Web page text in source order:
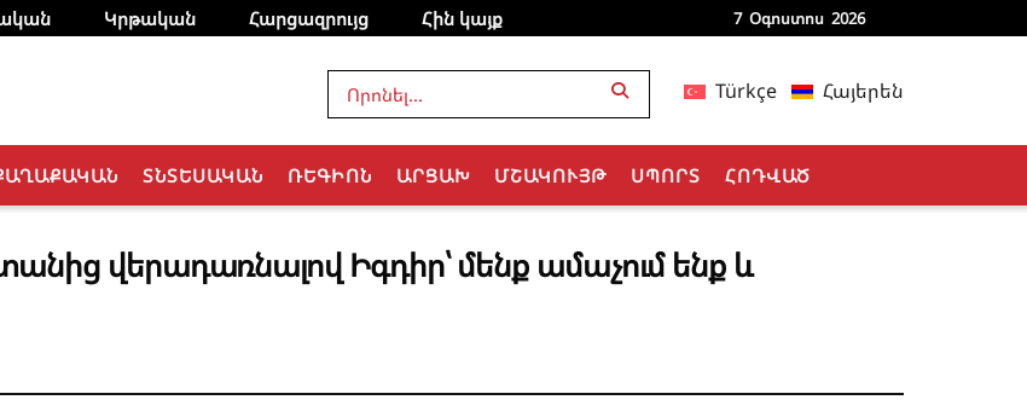
Կրթական Հարցազրույց Հին կայք 7 Օգոստոս 2026
Türkçe Հայերեն
ՏՆՏԵՍԱԿԱՆ ՌԵԳԻՈՆ ԱՐՑԱԽ ՄՇԱԿՈՒՅԹ ՍՊՈՐՏ ՀՈԴՎԱԾ
վերադառնալով Իգդիր՝ մենք ամաչում ենք և